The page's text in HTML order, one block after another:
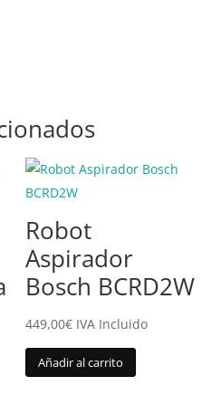
Robot
Aspirador
Bosch BCRD2W
449,00€ IVA Incluido
Añadir al carrito